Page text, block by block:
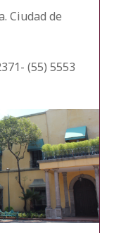
Ciudad de
(55) 5553